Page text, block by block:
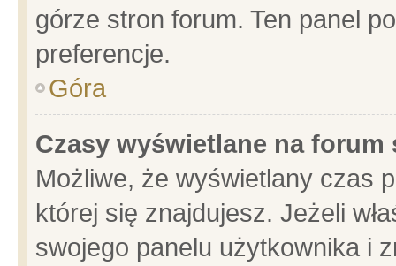
górze stron forum. Ten panel
preferencje.
Góra
Czasy wyświetlane na forum
Możliwe, że wyświetlany czas
której się znajdujesz. Jeżeli
swojego panelu użytkownika i